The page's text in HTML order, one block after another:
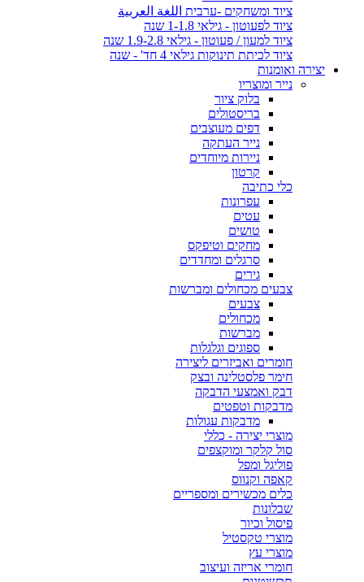
ציוד ומשחקים -ערבית اللغة العربية
ציוד לפעוטון - גילאי 1-1.8 שנה
ציוד למעון / פעוטון - גילאי 1.9-2.8 שנה
ציוד לכיתת תינוקות גילאי 4 חד' - שנה
יצירה ואומנות
נייר ומוצריו
בלוק ציור
בריסטולים
דפים מעוצבים
נייר העתקה
ניירות מיוחדים
קרטון
כלי כתיבה
עפרונות
עטים
טושים
מחקים וטיפקס
סרגלים ומחדדים
גירים
צבעים מכחולים ומברשות
צבעים
מכחולים
מברשות
ספוגים וגלגלות
חומרים ואביזרים ליצירה
חימר פלסטלינה ובצק
דבק ואמצעי הדבקה
מדבקות וטפטים
מדבקות עגולות
מוצרי יצירה - כללי
סול קלקר ומוקצפים
פוליגל ומפל
קאפה וקנווס
כלים מכשירים ומספריים
שבלונות
פיסול וכיור
מוצרי טקסטיל
מוצרי עץ
חומרי אריזה ועיצוב